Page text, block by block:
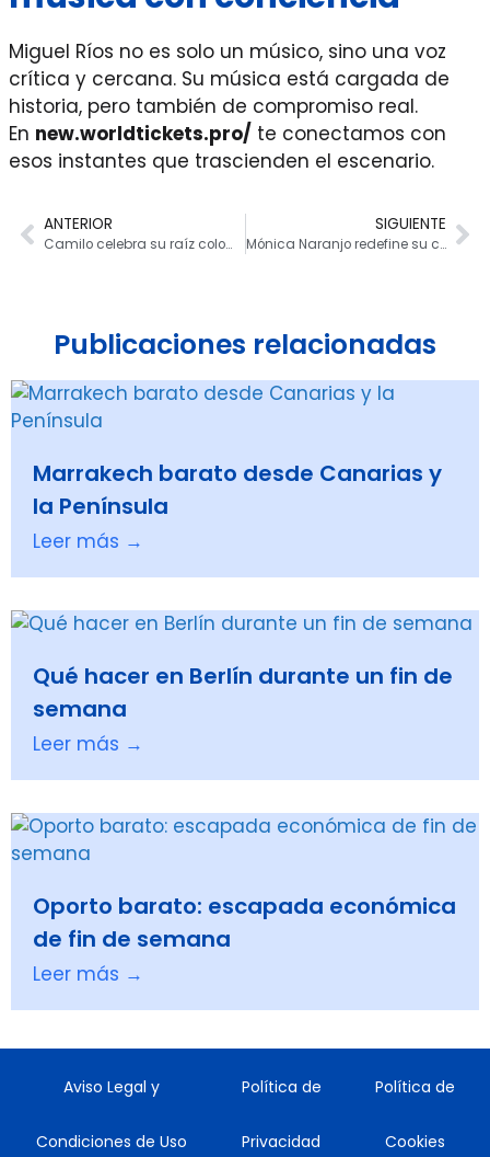
Miguel Ríos no es solo un músico, sino una voz
crítica y cercana. Su música está cargada de
historia, pero también de compromiso real.
En new.worldtickets.pro/ te conectamos con
esos instantes que trascienden el escenario.
ANTERIOR
Camilo celebra su raíz colombiana con la gira “Nuestro Lugar Feliz”
SIGUIENTE
Mónica Naranjo redefine su carrera tras cambio profesional
Publicaciones relacionadas
Marrakech barato desde Canarias y
la Península
Leer más →
Qué hacer en Berlín durante un fin de
semana
Leer más →
Oporto barato: escapada económica
de fin de semana
Leer más →
Aviso Legal y
Condiciones de Uso
Política de
Privacidad
Política de
Cookies